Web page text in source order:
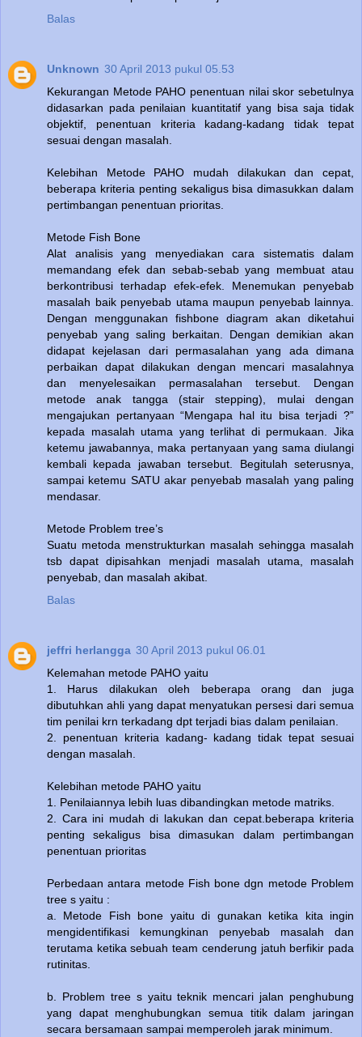
Balas
Unknown 30 April 2013 pukul 05.53
Kekurangan Metode PAHO penentuan nilai skor sebetulnya
didasarkan pada penilaian kuantitatif yang bisa saja tidak
objektif, penentuan kriteria kadang-kadang tidak tepat
sesuai dengan masalah.
Kelebihan Metode PAHO mudah dilakukan dan cepat,
beberapa kriteria penting sekaligus bisa dimasukkan dalam
pertimbangan penentuan prioritas.
Metode Fish Bone
Alat analisis yang menyediakan cara sistematis dalam
memandang efek dan sebab-sebab yang membuat atau
berkontribusi terhadap efek-efek. Menemukan penyebab
masalah baik penyebab utama maupun penyebab lainnya.
Dengan menggunakan fishbone diagram akan diketahui
penyebab yang saling berkaitan. Dengan demikian akan
didapat kejelasan dari permasalahan yang ada dimana
perbaikan dapat dilakukan dengan mencari masalahnya
dan menyelesaikan permasalahan tersebut. Dengan
metode anak tangga (stair stepping), mulai dengan
mengajukan pertanyaan “Mengapa hal itu bisa terjadi ?”
kepada masalah utama yang terlihat di permukaan. Jika
ketemu jawabannya, maka pertanyaan yang sama diulangi
kembali kepada jawaban tersebut. Begitulah seterusnya,
sampai ketemu SATU akar penyebab masalah yang paling
mendasar.
Metode Problem tree’s
Suatu metoda menstrukturkan masalah sehingga masalah
tsb dapat dipisahkan menjadi masalah utama, masalah
penyebab, dan masalah akibat.
Balas
jeffri herlangga 30 April 2013 pukul 06.01
Kelemahan metode PAHO yaitu
1. Harus dilakukan oleh beberapa orang dan juga
dibutuhkan ahli yang dapat menyatukan persesi dari semua
tim penilai krn terkadang dpt terjadi bias dalam penilaian.
2. penentuan kriteria kadang- kadang tidak tepat sesuai
dengan masalah.
Kelebihan metode PAHO yaitu
1. Penilaiannya lebih luas dibandingkan metode matriks.
2. Cara ini mudah di lakukan dan cepat.beberapa kriteria
penting sekaligus bisa dimasukan dalam pertimbangan
penentuan prioritas
Perbedaan antara metode Fish bone dgn metode Problem
tree s yaitu :
a. Metode Fish bone yaitu di gunakan ketika kita ingin
mengidentifikasi kemungkinan penyebab masalah dan
terutama ketika sebuah team cenderung jatuh berfikir pada
rutinitas.
b. Problem tree s yaitu teknik mencari jalan penghubung
yang dapat menghubungkan semua titik dalam jaringan
secara bersamaan sampai memperoleh jarak minimum.